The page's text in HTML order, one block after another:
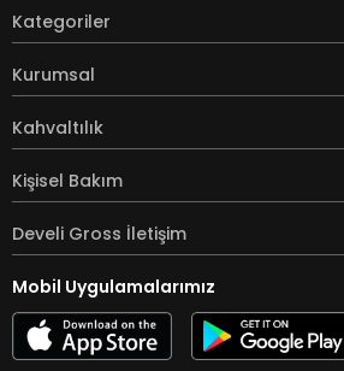
Kategoriler
Kurumsal
Kahvaltılık
Kişisel Bakım
Develi Gross İletişim
Mobil Uygulamalarımız